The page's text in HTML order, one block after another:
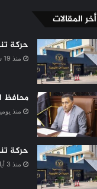
أخر المقالات
حركة
منذ 19 ساعة
محافظ
منذ
حركة
منذ 3 أيام